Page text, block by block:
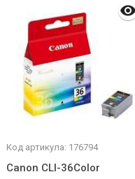
Код артикула: 176794
Canon CLI-36Color